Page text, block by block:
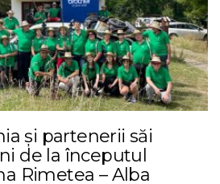
și partenerii săi
de la începutul
Rimetea – Alba